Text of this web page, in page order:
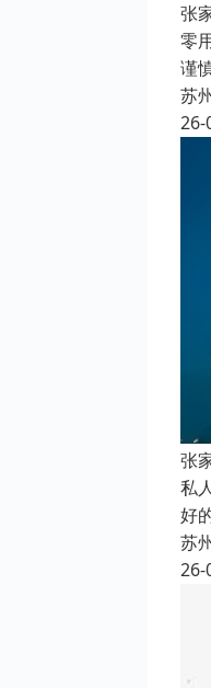
张
零
谨
苏
26-
张
私
好
苏
26-